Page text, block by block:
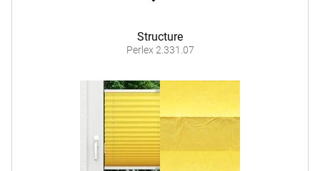
Structure
Perlex 2.331.07